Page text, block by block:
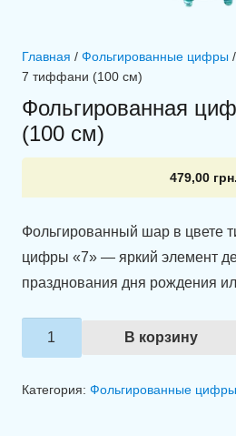
Главная / Фольгированные цифры
7 тиффани (100 см)
Фольгированная
(100 см)
479,00 грн.
Фольгированный шар в цвете
цифры «7» — яркий элемент
празднования дня рождения
Количество
товара
В корзину
Категория: Фольгированные цифры